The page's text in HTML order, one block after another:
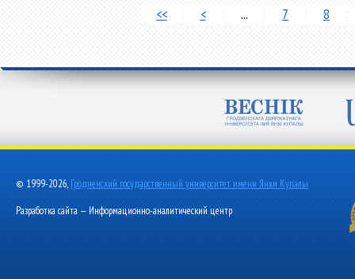
<< < ... 7 8
© 1999-2026, Гродненский государственный университет имени Янки Купалы
Разработка сайта — Информационно-аналитический центр